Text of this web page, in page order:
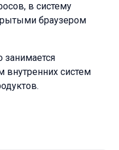
в систему
браузером
занимается
внутренних систем